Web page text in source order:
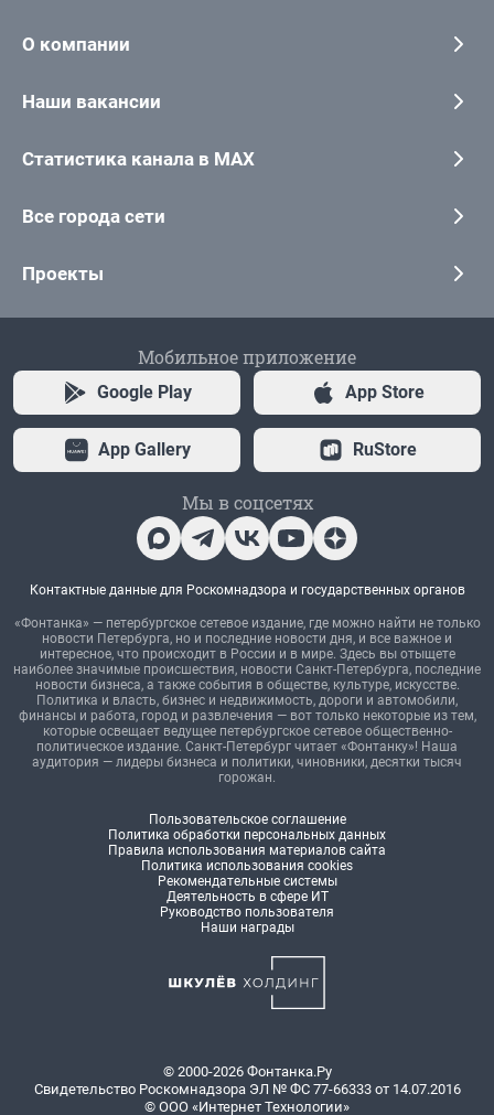
О компании
Наши вакансии
Статистика канала в MAX
Все города сети
Проекты
Мобильное приложение
Google Play App Store
App Gallery RuStore
Мы в соцсетях
Контактные данные для Роскомнадзора и государственных органов
«Фонтанка» — петербургское сетевое издание, где можно найти не только
новости Петербурга, но и последние новости дня, и все важное и
интересное, что происходит в России и в мире. Здесь вы отыщете
наиболее значимые происшествия, новости Санкт-Петербурга, последние
новости бизнеса, а также события в обществе, культуре, искусстве.
Политика и власть, бизнес и недвижимость, дороги и автомобили,
финансы и работа, город и развлечения — вот только некоторые из тем,
которые освещает ведущее петербургское сетевое общественно-
политическое издание. Санкт-Петербург читает «Фонтанку»! Наша
аудитория — лидеры бизнеса и политики, чиновники, десятки тысяч
горожан.
Пользовательское соглашение
Политика обработки персональных данных
Правила использования материалов сайта
Политика использования cookies
Рекомендательные системы
Деятельность в сфере ИТ
Руководство пользователя
Наши награды
© 2000-2026 Фонтанка.Ру
Свидетельство Роскомнадзора ЭЛ № ФС 77-66333 от 14.07.2016
© ООО «Интернет Технологии»